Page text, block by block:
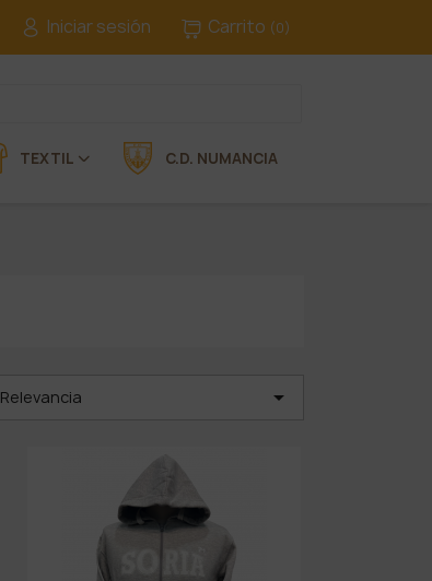
Iniciar sesión Carrito (0)
TEXTIL C.D. NUMANCIA
Relevancia 